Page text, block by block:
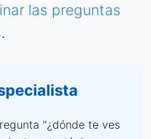
las preguntas
.
"¿dónde te ves